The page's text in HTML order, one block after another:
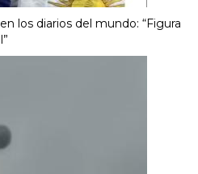
los diarios del mundo: “Figura